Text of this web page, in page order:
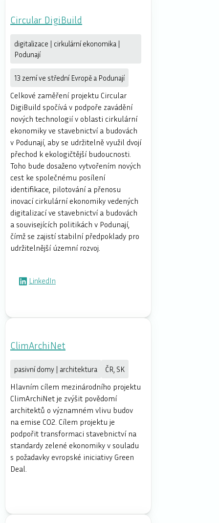
Circular DigiBuild
digitalizace | cirkulární ekonomika |
Podunají
13 zemí ve střední Evropě a Podunají
Celkové zaměření projektu Circular
DigiBuild spočívá v podpoře zavádění
nových technologií v oblasti cirkulární
ekonomiky ve stavebnictví a budovách
v Podunají, aby se udržitelně využil dvojí
přechod k ekologičtější budoucnosti.
Toho bude dosaženo vytvořením nových
cest ke společnému posílení
identifikace, pilotování a přenosu
inovací cirkulární ekonomiky vedených
digitalizací ve stavebnictví a budovách
a souvisejících politikách v Podunají,
čímž se zajistí stabilní předpoklady pro
udržitelnější územní rozvoj.
LinkedIn
ClimArchiNet
pasivní domy | architektura ČR, SK
Hlavním cílem mezinárodního projektu
ClimArchiNet je zvýšit povědomí
architektů o významném vlivu budov
na emise CO2. Cílem projektu je
podpořit transformaci stavebnictví na
standardy zelené ekonomiky v souladu
s požadavky evropské iniciativy Green
Deal.